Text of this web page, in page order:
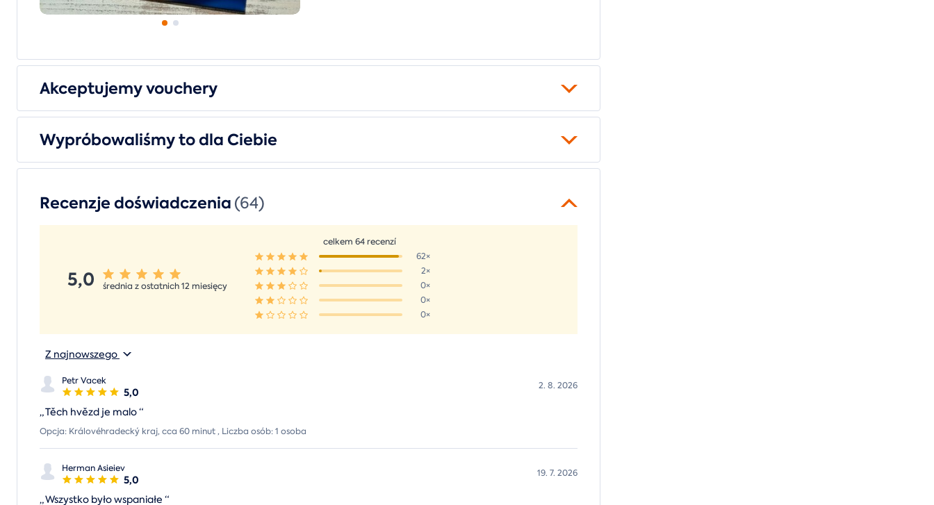
Akceptujemy vouchery
Wypróbowaliśmy to dla Ciebie
Recenzje doświadczenia (64)
5,0 średnia z ostatnich 12 miesięcy
celkem 64 recenzí
62×
2×
0×
0×
0×
Z najnowszego
Petr Vacek
5,0 2. 8. 2026
„Těch hvězd je malo“
Opcja: Královéhradecký kraj, cca 60 minut , Liczba osób: 1 osoba
Herman Asieiev
5,0 19. 7. 2026
„Wszystko było wspaniałe “